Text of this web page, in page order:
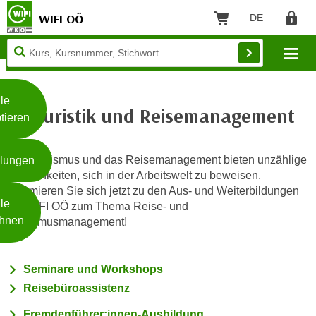
WIFI OÖ WarenkorbSprache:
DE
Touristik und Reisemanagement
Der Tourismus und das Reisemanagement bieten unzählige
Möglichkeiten, sich in der Arbeitswelt zu beweisen.
Informieren Sie sich jetzt zu den Aus- und Weiterbildungen
am WIFI OÖ zum Thema Reise- und
Tourismusmanagement!
Seminare und Workshops
Reisebüroassistenz
Unsere
Webseite
nutzt
Cookies
i
n
Weiterlesen